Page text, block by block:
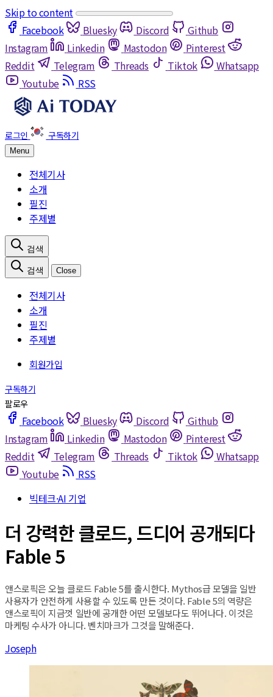
Skip to content
Facebook
Bluesky Discord
Github
Instagram
Linkedin Mastodon
Pinterest
Reddit
Telegram Threads Tiktok
Whatsapp
Youtube
RSS
Menu
전체기사
소개
필진
주제별
Close
전체기사
소개
필진
주제별
Facebook Bluesky Discord
Github
Instagram
Linkedin Mastodon
Pinterest
Reddit
Telegram Threads Tiktok
Whatsapp
Youtube
RSS
빅테크·AI 기업
더 강력한 클로드, 드디어 공개되다
Fable 5
앤스로픽은 오늘 클로드 Fable 5를 출시한다. Mythos급 모델을 일반
사용자가 안전하게 사용할 수 있도록 만든 것이다. Fable 5의 역량은
앤스로픽이 지금껏 일반에 공개한 어떤 모델보다도 뛰어나다. 이것은
마케팅 수사가 아니다. 벤치마크가 그것을 말해준다.
Joseph